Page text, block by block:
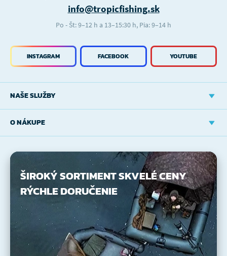
NAŠE SLUŽBY
O NÁKUPE
INSTAGRAM FACEBOOK YOUTUBE
info@tropicfishing.sk
Po - Št: 9–12 h a 13–15:30 h, Pia: 9–14 h
ŠIROKÝ SORTIMENTSKVELÉ CENY
RÝCHLE DORUČENIE